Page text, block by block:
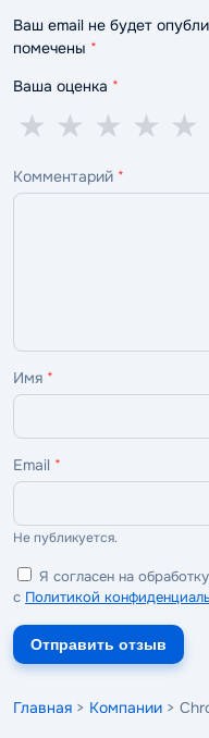
Ваш email не будет
помечены *
Ваша оценка *
5
—
★
4
—
★
3
—
★
2
—
★
1
—
★
Комментарий *
Имя *
Email *
Не публикуется.
Я согласен на
с Политикой
Отправить отзыв
Главная > Компании >